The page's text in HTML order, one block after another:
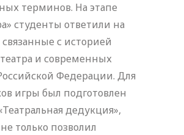
терминов. На этапе
студенты ответили на
с историей
театра и современных
Федерации. Для
игры был подготовлен
дедукция»,
только позволил